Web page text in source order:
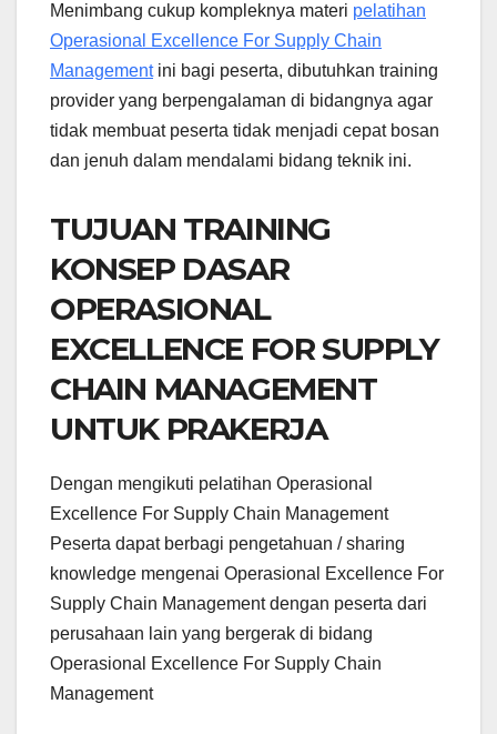
Menimbang cukup kompleknya materi pelatihan
Operasional Excellence For Supply Chain
Managementini bagi peserta, dibutuhkan training
provider yang berpengalaman di bidangnya agar
tidak membuat peserta tidak menjadi cepat bosan
dan jenuh dalam mendalami bidang teknik ini.
TUJUAN TRAINING
KONSEP DASAR
OPERASIONAL
EXCELLENCE FOR SUPPLY
CHAIN MANAGEMENT
UNTUK PRAKERJA
Dengan mengikuti pelatihan Operasional
Excellence For Supply Chain Management
Peserta dapat berbagi pengetahuan / sharing
knowledge mengenai Operasional Excellence For
Supply Chain Management dengan peserta dari
perusahaan lain yang bergerak di bidang
Operasional Excellence For Supply Chain
Management